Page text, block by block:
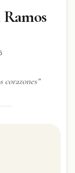
corazones”